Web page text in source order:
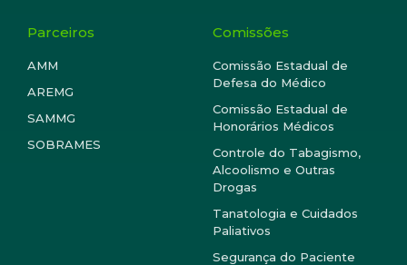
Parceiros
AMM
AREMG
SAMMG
SOBRAMES
Comissões
Comissão Estadual de
Defesa do Médico
Comissão Estadual de
Honorários Médicos
Controle do Tabagismo,
Alcoolismo e Outras
Drogas
Tanatologia e Cuidados
Paliativos
Segurança do Paciente